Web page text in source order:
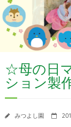
保育所情報
お知らせ一覧
カレンダー
女性の働きやす
苦情解決の状況報
☆母の日
ション製
みつよし園